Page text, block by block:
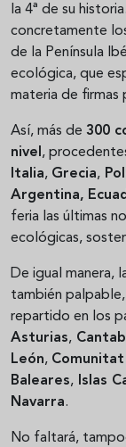
la 4ª de su
concretamente
de la Península
ecológica, que
materia de firmas
Así, más de 300
nivel ,
Italia, Grecia,
Argentina,
feria las últimas
ecológicas,
De igual manera,
también
repartido en los
Asturias,
León, Comunitat
Baleares, Islas
Navarra.
No faltará,